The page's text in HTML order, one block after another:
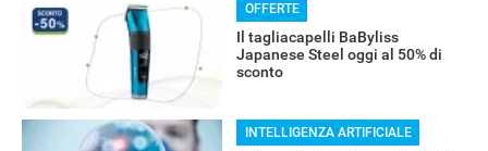
OFFERTE
Il tagliacapelli BaByliss
Japanese Steel oggi al 50% di
sconto
INTELLIGENZA ARTIFICIALE